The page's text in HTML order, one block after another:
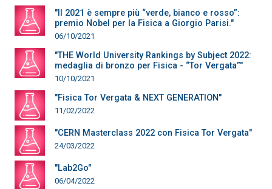
"Il 2021 è sempre più “verde, bianco e rosso”:
premio Nobel per la Fisica a Giorgio Parisi."
06/10/2021
"THE World University Rankings by Subject 2022:
medaglia di bronzo per Fisica - “Tor Vergata”"
10/10/2021
"Fisica Tor Vergata & NEXT GENERATION"
11/02/2022
"CERN Masterclass 2022 con Fisica Tor Vergata"
24/03/2022
"Lab2Go"
06/04/2022